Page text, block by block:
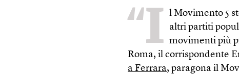
“I l Movimento 5
altri partiti
movimenti più
Roma, il corrispondente
a Ferrara, paragona il